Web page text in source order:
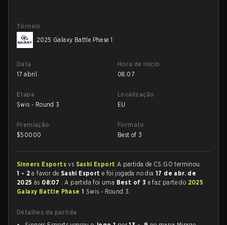
Torneio
2025 Galaxy Battle Phase 1
Data
17 abril
Hora de início
08:07
Etapa
Swis - Round 3
Localização
EU
Premiação
$50000
Formato
Best of 3
Sinners Esportsvs Sashi Esport A partida de CS:GO terminou
1 - 2 a favor de Sashi Esporte foi jogada no dia17 de abr. de
2025 às 08:07 . A partida foi uma Best of 3 e faz parte do 2025
Galaxy Battle Phase 1 Swis - Round 3.
Detalhes da partida